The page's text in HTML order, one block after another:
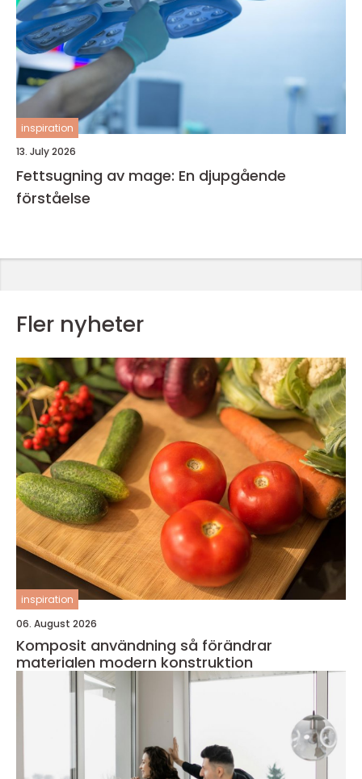
inspiration
13. July 2026
Fettsugning av mage: En djupgående
förståelse
Fler nyheter
inspiration
06. August 2026
Komposit användning så förändrar
materialen modern konstruktion